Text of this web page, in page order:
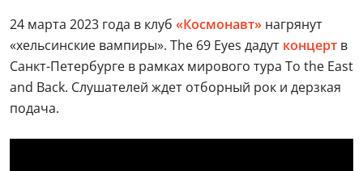
24 марта 2023 года в клуб «Космонавт» нагрянут
«хельсинские вампиры». The 69 Eyes дадут концерт в
Санкт-Петербурге в рамках мирового тура To the East
and Back. Слушателей ждет отборный рок и дерзкая
подача.